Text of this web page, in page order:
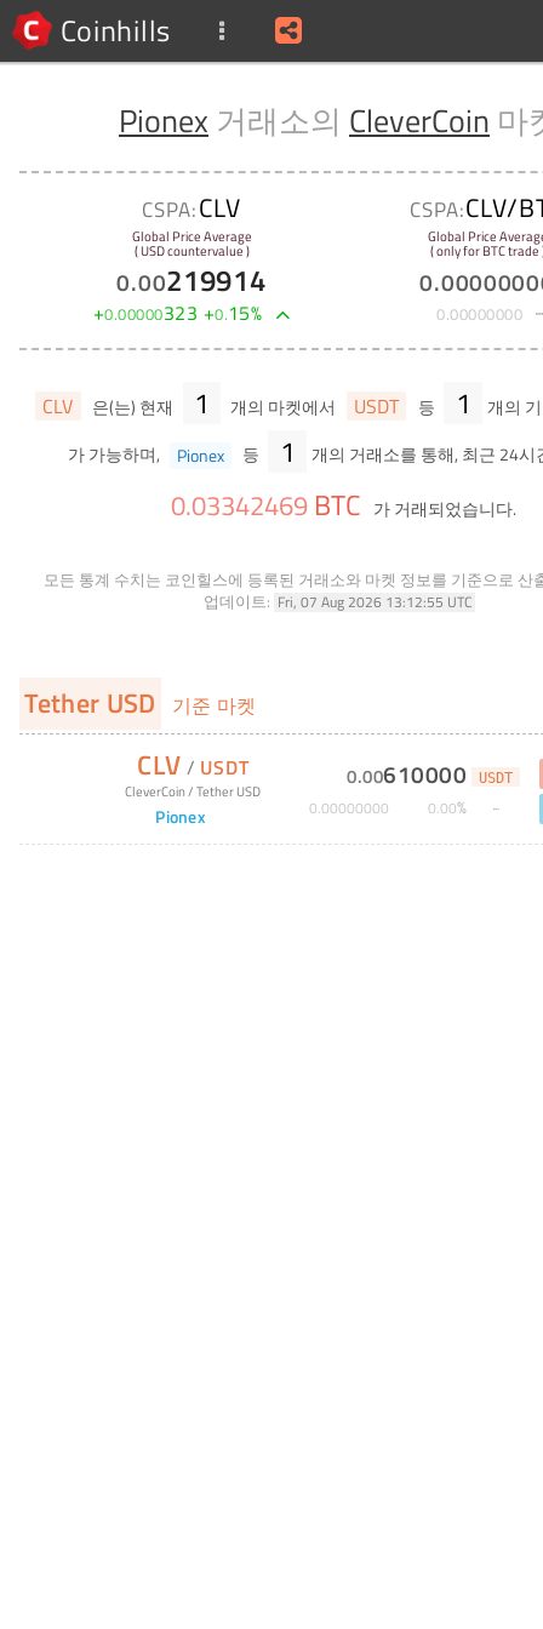
Coinhills
Pionex 거래소의 CleverCoin 마
CSPA:CLV
Global Price Average
( USD countervalue )
0.00219914
+0.00000323 +0.15%
CSPA:CLV/
Global Price
( only for BTC trade
0.
0.00000000
CLV 은(는) 현재 1 개의 마켓에서 USDT 등 1
개의
가 가능하며,
Pionex 등 1 개의 거래소를 통해, 최근 24시
0.03342469 BTC 가 거래되었습니다.
모든 통계 수치는 코인힐스에 등록된 거래소와 마켓 정보를 기준으로 산
업데이트: Fri, 07 Aug 2026 13:12:55 UTC
Tether USD 기준 마켓
CLV / USDT
CleverCoin/Tether USD
Pionex
0.00610000 USDT
0.00000000 0.00%